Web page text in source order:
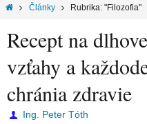
Články Rubrika: "Filozofia"
Recept na
vzťahy a
chránia zdravie
Ing. Peter Tóth